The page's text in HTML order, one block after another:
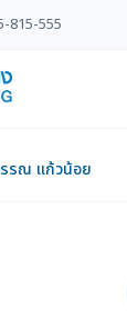
815-555
รณ แก้วน้อย